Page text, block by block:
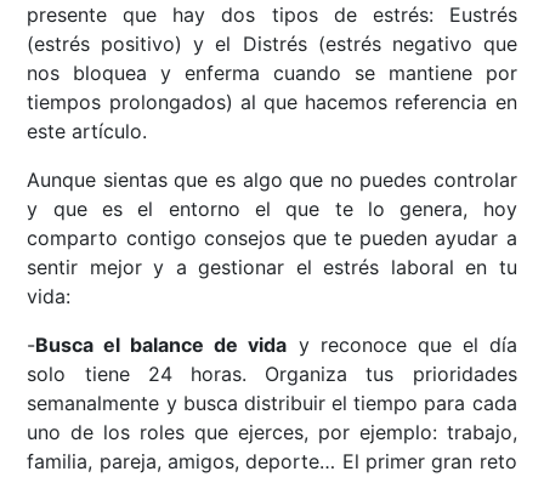
presente que hay dos tipos de estrés: Eustrés
(estrés positivo) y el Distrés (estrés negativo que
nos bloquea y enferma cuando se mantiene por
tiempos prolongados) al que hacemos referencia en
este artículo.
Aunque sientas que es algo que no puedes controlar
y que es el entorno el que te lo genera, hoy
comparto contigo consejos que te pueden ayudar a
sentir mejor y a gestionar el estrés laboral en tu
vida:
-Busca el balance de vida y reconoce que el día
solo tiene 24 horas. Organiza tus prioridades
semanalmente y busca distribuir el tiempo para cada
uno de los roles que ejerces, por ejemplo: trabajo,
familia, pareja, amigos, deporte… El primer gran reto